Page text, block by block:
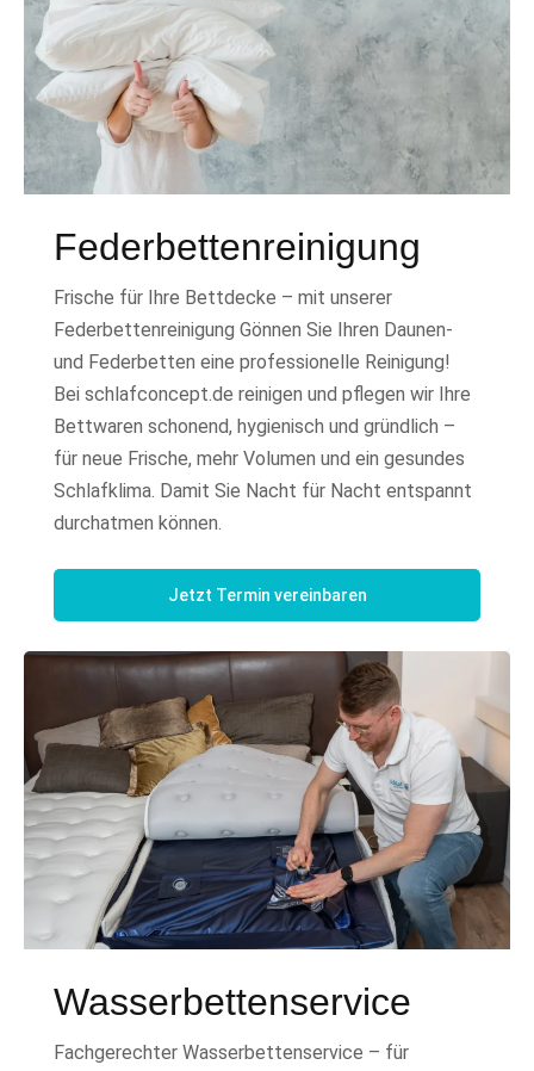
Federbettenreinigung
Frische für Ihre Bettdecke – mit unserer
Federbettenreinigung Gönnen Sie Ihren Daunen-
und Federbetten eine professionelle Reinigung!
Bei schlafconcept.de reinigen und pflegen wir Ihre
Bettwaren schonend, hygienisch und gründlich –
für neue Frische, mehr Volumen und ein gesundes
Schlafklima. Damit Sie Nacht für Nacht entspannt
durchatmen können.
Jetzt Termin vereinbaren
Wasserbettenservice
Fachgerechter Wasserbettenservice – für